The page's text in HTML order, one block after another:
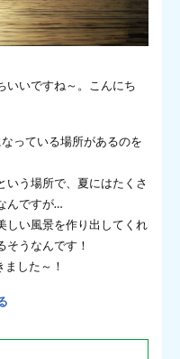
いいですね～。こんにち
っている場所があるのを
いう場所で、夏にはたくさ
んですが…
しい風景を作り出してくれ
そうなんです！
した～！